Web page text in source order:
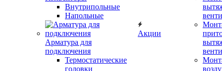
Внутрипольные
Напольные
Арматура для
подключения
Термостатические
головки
Акции